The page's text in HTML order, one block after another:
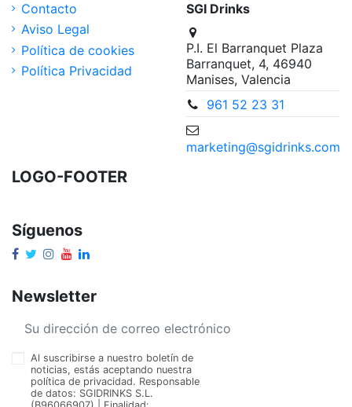
Contacto
Aviso Legal
Política de cookies
Política Privacidad
SGI Drinks
P.I. El Barranquet Plaza
Barranquet, 4, 46940
Manises, Valencia
961 52 23 31
marketing@sgidrinks.com
LOGO-FOOTER
Síguenos
Newsletter
Al suscribirse a nuestro boletín de
noticias, estás aceptando nuestra
política de privacidad. Responsable
de datos: SGIDRINKS S.L.